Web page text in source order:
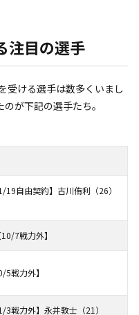
注目の選手
受ける選手は数多くいまし
が下記の選手たち。
自由契約】古川侑利（26）
7戦力外】
戦力外】
戦力外】永井敦士（21）